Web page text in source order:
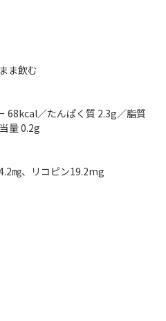
ま飲む
68kcal／たんぱく質 2.3g／脂質
量 0.2g
㎎、リコピン19.2mg